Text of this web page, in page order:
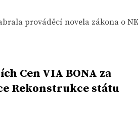
prováděcí novela zákona o
Cen VIA BONA za
Rekonstrukce státu